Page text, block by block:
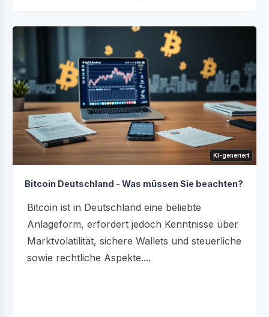
KI-generiert
Bitcoin Deutschland - Was müssen Sie beachten?
Bitcoin ist in Deutschland eine beliebte
Anlageform, erfordert jedoch Kenntnisse über
Marktvolatilität, sichere Wallets und steuerliche
sowie rechtliche Aspekte....